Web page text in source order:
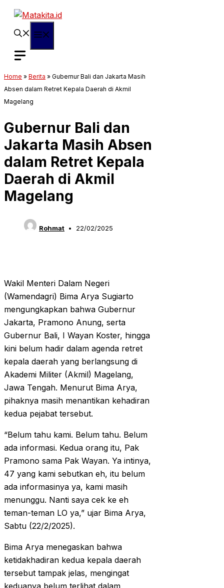
Langsung
Home » Berita » Gubernur Bali dan Jakarta Masih
Absen dalam Retret Kepala Daerah di Akmil
Magelang
Gubernur Bali dan
Jakarta Masih Absen
dalam Retret Kepala
Daerah di Akmil
Magelang
Rohmat 22/02/2025
Wakil Menteri Dalam Negeri
(Wamendagri) Bima Arya Sugiarto
mengungkapkan bahwa Gubernur
Jakarta, Pramono Anung, serta
Gubernur Bali, I Wayan Koster, hingga
kini belum hadir dalam agenda retret
kepala daerah yang berlangsung di
Akademi Militer (Akmil) Magelang,
Jawa Tengah. Menurut Bima Arya,
pihaknya masih menantikan kehadiran
kedua pejabat tersebut.
“Belum tahu kami. Belum tahu. Belum
ada informasi. Kedua orang itu, Pak
Pramono sama Pak Wayan. Ya intinya,
47 yang kami sebutkan eh, itu belum
ada informasinya ya, kami masih
menunggu. Nanti saya cek ke eh
teman-teman LO ya,” ujar Bima Arya,
Sabtu (22/2/2025).
Bima Arya menegaskan bahwa
ketidakhadiran kedua kepala daerah
tersebut tampak jelas, mengingat